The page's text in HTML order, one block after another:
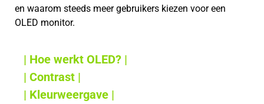
en waarom steeds meer gebruikers kiezen voor een
OLED monitor.
| Hoe werkt OLED? |
| Contrast |
| Kleurweergave |